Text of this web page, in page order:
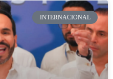
INTERNACIONAL